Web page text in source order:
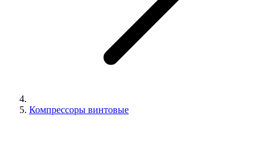
Компрессоры винтовые